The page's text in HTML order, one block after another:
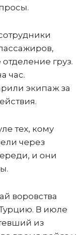
груз.
час.
экипаж за
тех, кому
через
и они
воровства
В июле
из